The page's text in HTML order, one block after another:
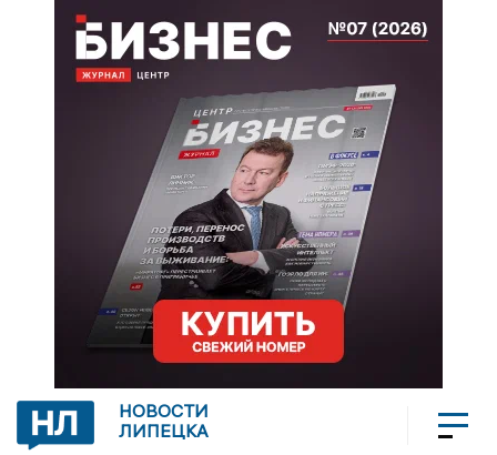
НОВОСТИ
ЛИПЕЦКА